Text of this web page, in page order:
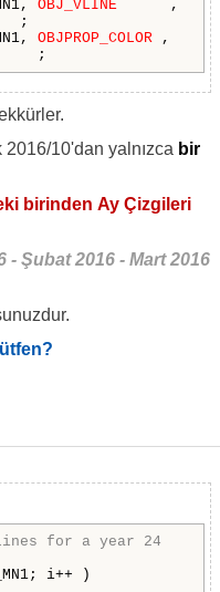
OBJ_VLINE ,
OBJPROP_COLOR ,
10'dan yalnızca bir
birinden Ay Çizgileri
- Şubat 2016 - Mart 2016
for a year 24
i++ )